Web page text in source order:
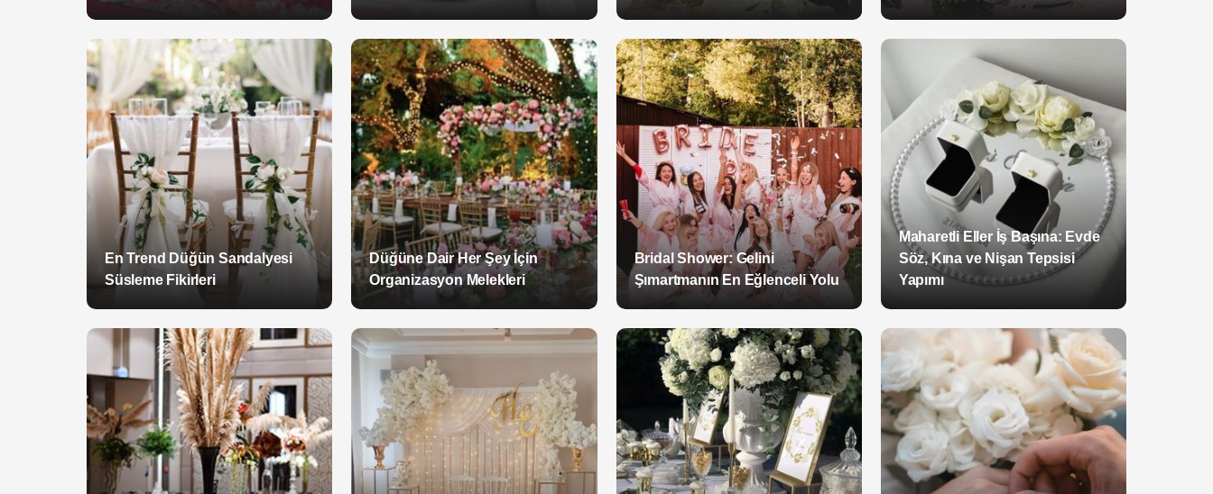
En Trend Düğün Sandalyesi
Süsleme Fikirleri
Düğüne Dair Her Şey İçin
Organizasyon Melekleri
Bridal Shower: Gelini
Şımartmanın En Eğlenceli Yolu
Maharetli Eller İş Başına: Evde
Söz, Kına ve Nişan Tepsisi
Yapımı